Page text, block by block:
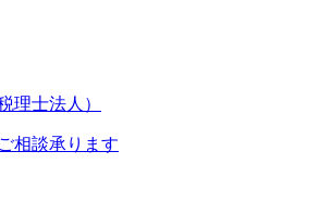
理士法人）
相談承ります